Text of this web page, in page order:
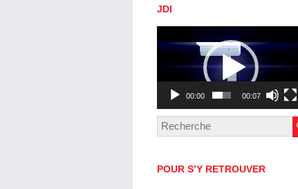
JDI
vidéo
00:00 00:07
POUR S’Y RETROUVER